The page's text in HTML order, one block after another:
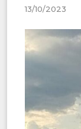
13/10/2023